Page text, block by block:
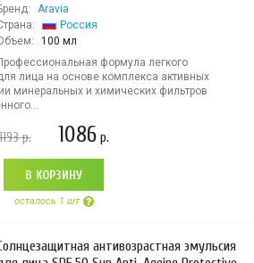
Aravia
Россия
100 мл
формула легкого
лица на основе комплекса активных
минеральных и химических фильтров
р. 1086р.
В КОРЗИНУ
осталось 1 шт
антивозрастная эмульсия